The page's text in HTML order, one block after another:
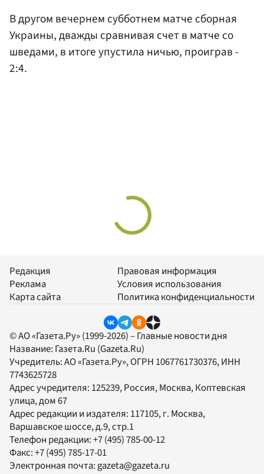
В другом вечернем субботнем матче сборная
Украины, дважды сравнивая счет в матче со
шведами, в итоге упустила ничью, проиграв -
2:4.
Редакция
Реклама
Карта сайта
Правовая информация
Условия использования
Политика конфиденциальности
© АО «Газета.Ру» (1999-2026) – Главные новости дня
Название: Газета.Ru (Gazeta.Ru)
Учредитель:АО «Газета.Ру», ОГРН 1067761730376, ИНН
7743625728
Адрес учредителя: 125239, Россия, Москва, Коптевская
улица, дом 67
Адрес редакции и издателя: 117105, г. Москва,
Варшавское шоссе, д.9, стр.1
Телефон редакции:+7 (495) 785-00-12
Факс:+7 (495) 785-17-01
Электронная почта:gazeta@gazeta.ru